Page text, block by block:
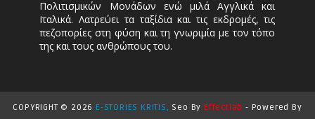
Πολιτισμικών Μονάδων ενώ μιλά Αγγλικά και
Ιταλικά. Λατρεύει τα ταξίδια και τις εκδρομές, τις
πεζοπορίες στη φύση και τη γνωριμία με τον τόπο
της και τους ανθρώπους του.
COPYRIGHT © 2026 E-STORIES KRITIS, Seo By Effectlab - Powered By